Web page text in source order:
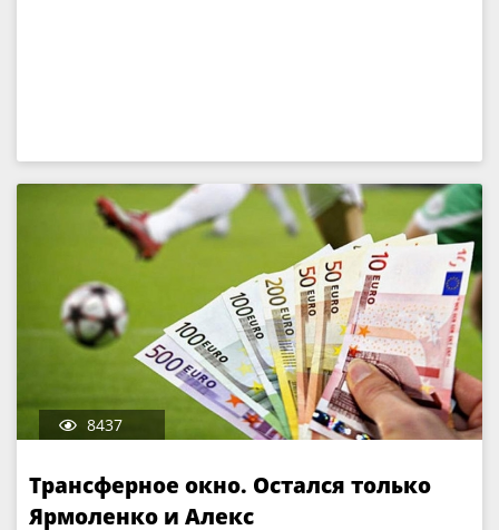
8437
Трансферное окно. Остался только
Ярмоленко и Алекс